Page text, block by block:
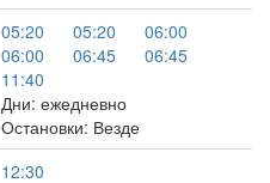
05:20 05:20
06:00
06:00
06:45
06:45
11:40
Дни: ежедневно
Остановки: Везде
12:30